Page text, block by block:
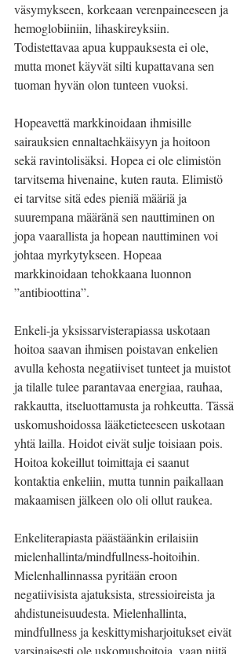
väsymykseen, korkeaan verenpaineeseen ja
hemoglobiiniin, lihaskireyksiin.
Todistettavaa apua kuppauksesta ei ole,
mutta monet käyvät silti kupattavana sen
tuoman hyvän olon tunteen vuoksi.
Hopeavettä markkinoidaan ihmisille
sairauksien ennaltaehkäisyyn ja hoitoon
sekä ravintolisäksi. Hopea ei ole elimistön
tarvitsema hivenaine, kuten rauta. Elimistö
ei tarvitse sitä edes pieniä määriä ja
suurempana määränä sen nauttiminen on
jopa vaarallista ja hopean nauttiminen voi
johtaa myrkytykseen. Hopeaa
markkinoidaan tehokkaana luonnon
”antibioottina”.
Enkeli-ja yksissarvisterapiassa uskotaan
hoitoa saavan ihmisen poistavan enkelien
avulla kehosta negatiiviset tunteet ja muistot
ja tilalle tulee parantavaa energiaa, rauhaa,
rakkautta, itseluottamusta ja rohkeutta. Tässä
uskomushoidossa lääketieteeseen uskotaan
yhtä lailla. Hoidot eivät sulje toisiaan pois.
Hoitoa kokeillut toimittaja ei saanut
kontaktia enkeliin, mutta tunnin paikallaan
makaamisen jälkeen olo oli ollut raukea.
Enkeliterapiasta päästäänkin erilaisiin
mielenhallinta/mindfullness-hoitoihin.
Mielenhallinnassa pyritään eroon
negatiivisista ajatuksista, stressioireista ja
ahdistuneisuudesta. Mielenhallinta,
mindfullness ja keskittymisharjoitukset eivät